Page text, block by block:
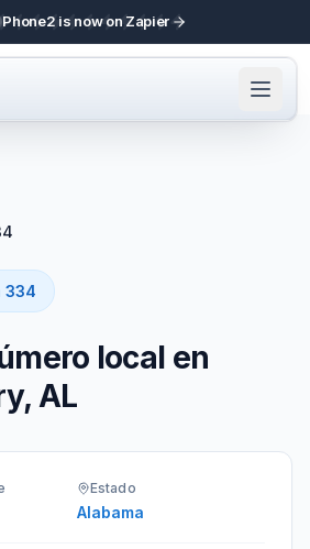
Phone2 is now on Zapier
334
local en
AL
Estado
Alabama